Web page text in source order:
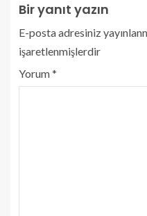
Bir yanıt yazın
E-posta adresiniz
işaretlenmişlerdir
Yorum*